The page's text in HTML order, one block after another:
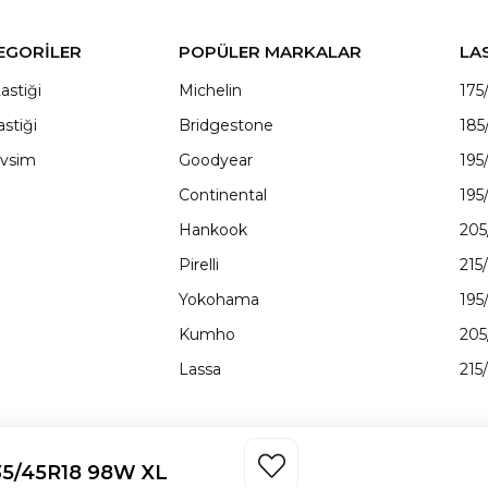
POPÜLER MARKALAR
Michelin
Bridgestone
Goodyear
Continental
Hankook
Pirelli
Yokohama
Kumho
Lassa
45R18 98W XL